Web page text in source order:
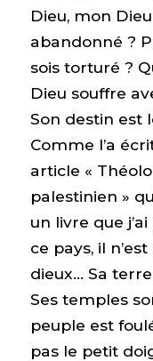
Dieu, mon
abandonné ?
sois torturé ?
Dieu souffre
Son destin est
Comme l’a
article «
palestinien »
un livre que
ce pays, il
dieux… Sa
Ses temples
peuple est
pas le petit